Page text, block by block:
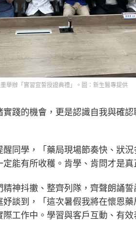
舉辦「實習宣誓授證典禮」。圖：新生醫專提供
踐的機會，更是認識自我與確
同學，「藥局現場節奏快、狀
能有所收穫。肯學、肯問才是真
神抖擻、整齊列隊，齊聲朗誦
談到，「這次暑假我將在懷恩
工作中。學習與客戶互動、有